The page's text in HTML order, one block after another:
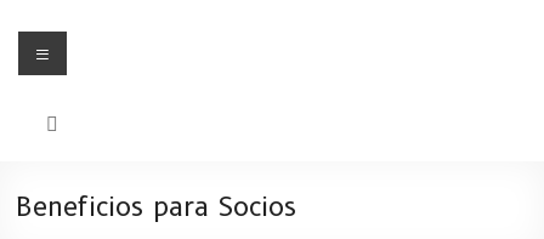
Menú
Beneficios para Socios